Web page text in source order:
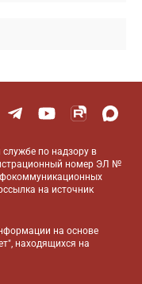
по надзору в
номер ЭЛ №
на источник
на основе
находящихся на